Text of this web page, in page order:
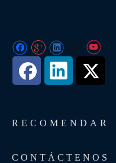
RECOMENDAR
CONTÁCTENOS